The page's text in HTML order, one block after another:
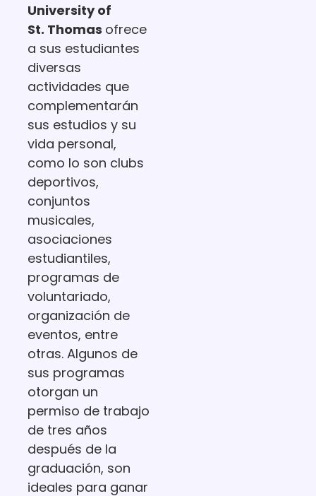
University of
St. Thomas ofrece
a sus estudiantes
diversas
actividades que
complementarán
sus estudios y su
vida personal,
como lo son clubs
deportivos,
conjuntos
musicales,
asociaciones
estudiantiles,
programas de
voluntariado,
organización de
eventos, entre
otras. Algunos de
sus programas
otorgan un
permiso de trabajo
de tres años
después de la
graduación, son
ideales para ganar